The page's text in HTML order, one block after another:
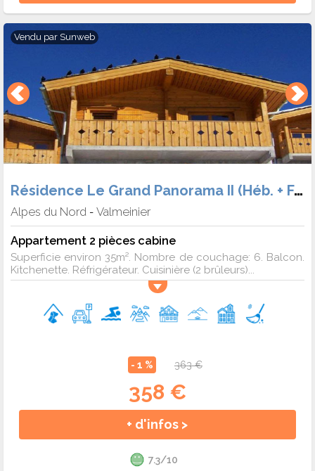
Vendu par Sunweb
Résidence Le Grand Panorama II (Héb. + Forf.)
Alpes du Nord - Valmeinier
Appartement 2 pièces cabine
Superficie environ 35m². Nombre de couchage: 6. Balcon.
Kitchenette. Réfrigérateur. Cuisinière (2 brûleurs)...
- 1 % 363 €
358 €
+ d'infos >
7.3/10